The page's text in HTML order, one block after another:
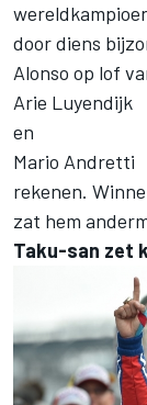
door diens
Alonso op lof
Arie Luyendijk
en
Mario Andretti
rekenen.
zat hem
Taku-san zet